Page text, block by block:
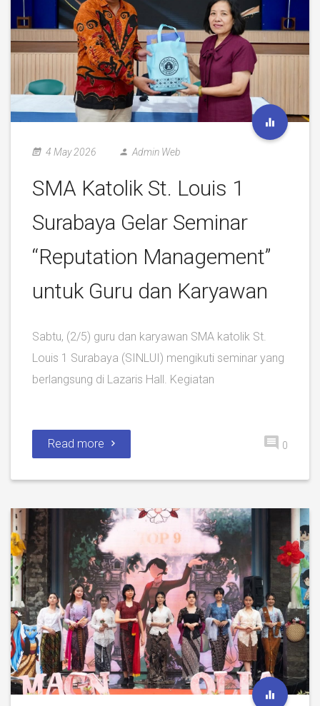
4 May 2026 Admin Web
SMA Katolik St. Louis 1
Surabaya Gelar Seminar
“Reputation Management”
untuk Guru dan Karyawan
Sabtu, (2/5) guru dan karyawan SMA katolik St.
Louis 1 Surabaya (SINLUI) mengikuti seminar yang
berlangsung di Lazaris Hall. Kegiatan
Read more 0